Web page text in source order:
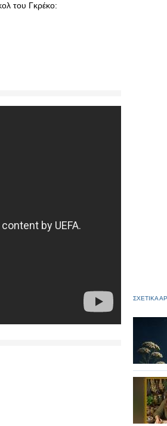
του Γκρέκο:
ΣΧΕΤΙΚΑ